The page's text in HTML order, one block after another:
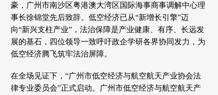
豪，广州市南沙区粤港澳大湾区国际海事商事调解中心理
事长徐锦堂先后致辞。低空经济已从“新增长引擎”迈
向“新兴支柱产业”，法治保障是产业健康、有序、长远发
展的基石，四位领导一致呼吁政企学研各界协同发力，为
低空经济腾飞筑牢法治屏障。
在全场见证下，“广州市低空经济与航空航天产业协会法
律专业委员会”正式启动。广州市低空经济与航空航天产